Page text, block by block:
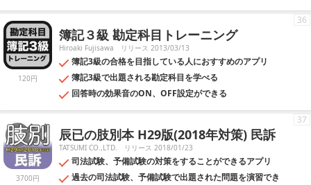
120円
簿記３級 勘定科目トレーニング
Hiroaki Fujisawa リリース 2013/03/13
簿記3級の合格を目指している人におすすめのアプリ
簿記3級で出題される勘定科目を学べる
回答時の効果音のON、OFF設定ができる
36
3700円
辰已の肢別本 H29版(2018年対策) 民訴
TATSUMI CO.,LTD. リリース 2018/01/23
司法試験、予備試験の対策をすることができるアプリ
過去の司法試験、予備試験で出題された問題を演習でき
37